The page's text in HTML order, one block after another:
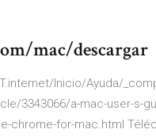
mac/descargar
Inicio/Ayuda/
3343066/a-mac-user-s-
chrome-for-mac.html